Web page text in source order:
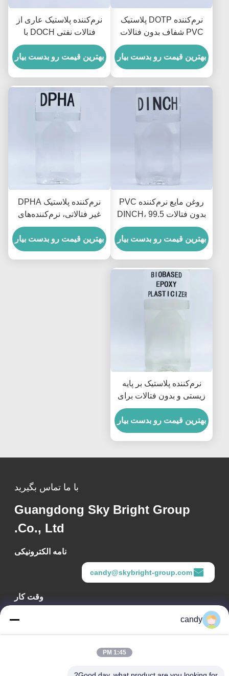
نرم‌کننده DOTP پلاستیک
PVC شفاف بدون فتالات
برای دستکش و کابل
بهترین قیمت رو بدست بیار
نرم‌کننده پلاستیک عاری از
فتالات نفتی DOCH با
راندمان نرم‌کنندگی مشابه
DOP
بهترین قیمت رو بدست بیار
روغن مایع نرم‌کننده PVC
بدون فتالات DINCH، 99.5
درصد
بهترین قیمت رو بدست بیار
نرم‌کننده پلاستیک DPHA
غیر فتالاتی، نرم‌کننده‌های
غیر فتالاتی برای PVC با
دمای پایین
بهترین قیمت رو بدست بیار
نرم‌کننده پلاستیک بر پایه
زیستی و بدون فتالات برای
اپوکسی، نرم‌کننده برای
ESBO با چگالی 0.988 گرم
بر سانتی‌متر مکعب
بهترین قیمت رو بدست بیار
با ما تماس بگیرید
Guangdong Sky Bright Group
Co., Ltd.
نامه الکترونیکی
candy@skybright-group.com
وقت کار
آدرس ما
candy
1:45 PM